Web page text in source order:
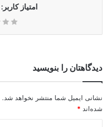
امتیاز کاربر:
دیدگاهتان را بنویسید
نشانی ایمیل شما منتشر نخواهد شد.
شده‌اند *